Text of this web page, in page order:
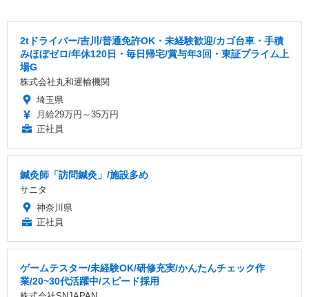
2tドライバー/吉川/普通免許OK・未経験歓迎/カゴ台車・手積
みほぼゼロ/年休120日・毎日帰宅/賞与年3回・東証プライム上
場G
株式会社丸和運輸機関
埼玉県
月給29万円～35万円
正社員
鍼灸師「訪問鍼灸」/施設多め
サニタ
神奈川県
正社員
ゲームテスター/未経験OK/研修充実/かんたんチェック作
業/20~30代活躍中/スピード採用